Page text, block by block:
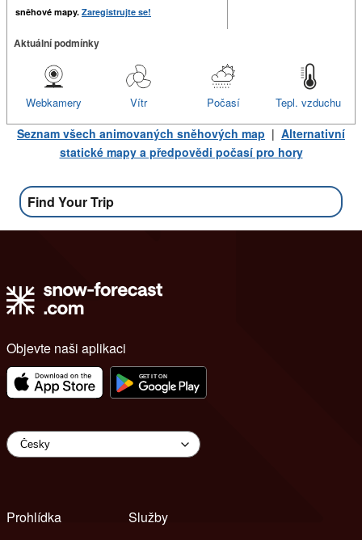
sněhové mapy. Zaregistrujte se!
Aktuální podmínky
Tepl. vzduchu
Počasí
Vítr
Webkamery
Seznam všech animovaných sněhových map | Alternativní
statické mapy a předpovědi počasí pro hory
Find Your Trip
Objevte naši aplikaci
Prohlídka
Služby